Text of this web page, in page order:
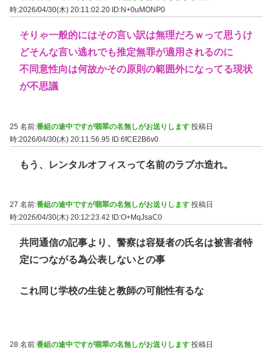
時:2026/04/30(木) 20:11:02.20 ID:N+0uMONP0
そりゃ一般的にはその言い訳は無理だろｗって思うけ
どそんな言い逃れでも推定無罪が適用されるのに
不同意性向は何故かその原則の範囲外になってる現状
が不思議
25 名前:番組の途中ですが翡翠の名無しがお送りします 投稿日
時:2026/04/30(木) 20:11:56.95 ID:6fCE2B6v0
もう、レンタルオフィスって名前のラブホ造れ。
27 名前:番組の途中ですが翡翠の名無しがお送りします 投稿日
時:2026/04/30(木) 20:12:23.42
ID:O+MqJsaC0
共同通信の記事より、警察は容疑者の氏名は被害者特
定につながる為公表しないとの事
これ同じ学校の生徒と教師の可能性有るな
28 名前:番組の途中ですが翡翠の名無しがお送りします 投稿日